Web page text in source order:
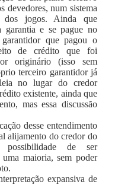
devedores, num sistema
dos jogos. Ainda que
garantia e se pague no
que pagou o
de crédito que foi
originário (isso sem
terceiro garantidor já
no lugar do credor
existente, ainda que
mas essa discussão
desse entendimento
alijamento do credor do
possibilidade de ser
uma maioria, sem poder
expansiva de